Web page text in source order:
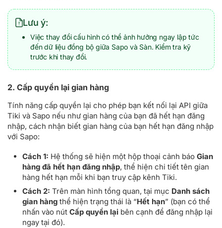
hàng
viên tạo
Lựa chọn nhân viên tạo đơn trên hệ thống.
Nhân
viên phụ
trách
Lựa chọn nhân viên phụ trách xử lý đơn
hàng.
Lưu ý:
Việc thay đổi cấu hình có thể ảnh hưởng ngay lập tức
đến dữ liệu đồng bộ giữa Sapo và Sàn. Kiểm tra kỹ
trước khi thay đổi.
2. Cấp quyền lại gian hàng
Tính năng cấp quyền lại cho phép bạn kết nối lại API giữa
Tiki và Sapo nếu như gian hàng của bạn đã hết hạn đăng
nhập, cách nhận biết gian hàng của bạn hết hạn đăng nhập
với Sapo:
Cách 1: Hệ thống sẽ hiện một hộp thoại cảnh báo Gian
hàng đã hết hạn đăng nhập, thể hiện chi tiết tên gian
hàng hết hạn mỗi khi bạn truy cập kênh Tiki.
Cách 2: Trên màn hình tổng quan, tại mục Danh sách
gian hàng thể hiện trạng thái là “Hết hạn” (bạn có thể
nhấn vào nút Cấp quyền lại bên cạnh để đăng nhập lại
ngay tại đó).